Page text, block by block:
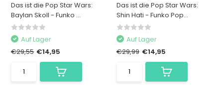
Das ist die Pop Star Wars:
Baylan Skoll - Funko ...
Auf Lager
€29,55 €14,95
Das ist die Pop Star Wars:
Shin Hati - Funko Pop...
Auf Lager
€29,99 €14,95